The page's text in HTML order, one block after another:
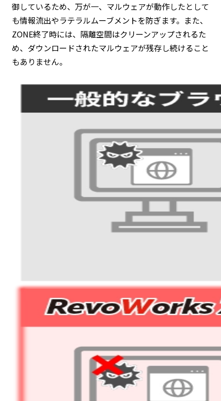
御しているため、万が一、マルウェアが動作したとして
も情報流出やラテラルムーブメントを防ぎます。また、
ZONE終了時には、隔離空間はクリーンアップされるた
め、ダウンロードされたマルウェアが残存し続けること
もありません。